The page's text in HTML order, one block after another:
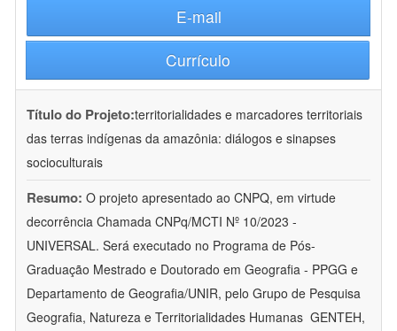
E-mail
Currículo
Título do Projeto:territorialidades e marcadores territoriais
das terras indígenas da amazônia: diálogos e sinapses
socioculturais
Resumo: O projeto apresentado ao CNPQ, em virtude
decorrência Chamada CNPq/MCTI Nº 10/2023 -
UNIVERSAL. Será executado no Programa de Pós-
Graduação Mestrado e Doutorado em Geografia - PPGG e
Departamento de Geografia/UNIR, pelo Grupo de Pesquisa
Geografia, Natureza e Territorialidades Humanas  GENTEH,